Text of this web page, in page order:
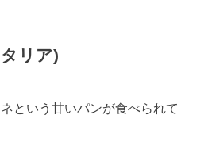
リア)
という甘いパンが食べられて